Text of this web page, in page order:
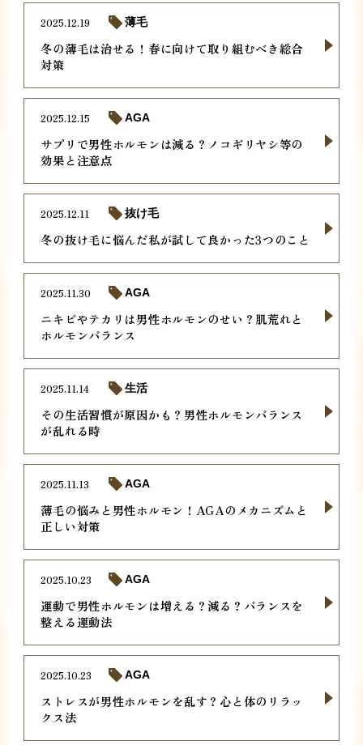
冬の薄毛は治せる！春に向けて取り組むべき総合
対策
2025.12.19 薄毛
サプリで男性ホルモンは減る？ノコギリヤシ等の
効果と注意点
2025.12.15 AGA
冬の抜け毛に悩んだ私が試して良かった3つのこと
2025.12.11 抜け毛
ニキビやテカリは男性ホルモンのせい？肌荒れと
ホルモンバランス
2025.11.30 AGA
その生活習慣が原因かも？男性ホルモンバランス
が乱れる時
2025.11.14 生活
薄毛の悩みと男性ホルモン！AGAのメカニズムと
正しい対策
2025.11.13 AGA
運動で男性ホルモンは増える？減る？バランスを
整える運動法
2025.10.23 AGA
ストレスが男性ホルモンを乱す？心と体のリラッ
クス法
2025.10.23 AGA